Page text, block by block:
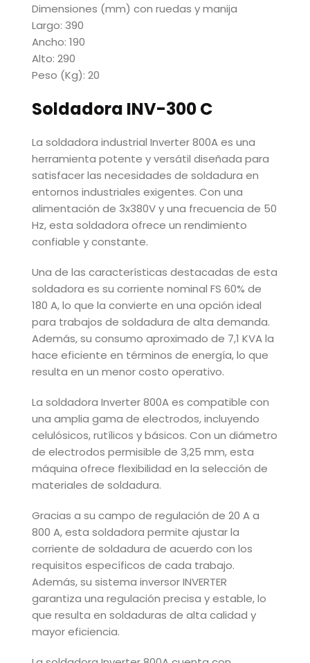
Dimensiones (mm) con ruedas y manija
Largo: 390
Ancho: 190
Alto: 290
Peso (Kg): 20
Soldadora INV-300 C
La soldadora industrial Inverter 800A es una
herramienta potente y versátil diseñada para
satisfacer las necesidades de soldadura en
entornos industriales exigentes. Con una
alimentación de 3x380V y una frecuencia de 50
Hz, esta soldadora ofrece un rendimiento
confiable y constante.
Una de las características destacadas de esta
soldadora es su corriente nominal FS 60% de
180 A, lo que la convierte en una opción ideal
para trabajos de soldadura de alta demanda.
Además, su consumo aproximado de 7,1 KVA la
hace eficiente en términos de energía, lo que
resulta en un menor costo operativo.
La soldadora Inverter 800A es compatible con
una amplia gama de electrodos, incluyendo
celulósicos, rutílicos y básicos. Con un diámetro
de electrodos permisible de 3,25 mm, esta
máquina ofrece flexibilidad en la selección de
materiales de soldadura.
Gracias a su campo de regulación de 20 A a
800 A, esta soldadora permite ajustar la
corriente de soldadura de acuerdo con los
requisitos específicos de cada trabajo.
Además, su sistema inversor INVERTER
garantiza una regulación precisa y estable, lo
que resulta en soldaduras de alta calidad y
mayor eficiencia.